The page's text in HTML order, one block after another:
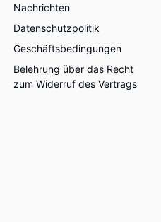
Nachrichten
Datenschutzpolitik
Geschäftsbedingungen
Belehrung über das Recht
zum Widerruf des Vertrags